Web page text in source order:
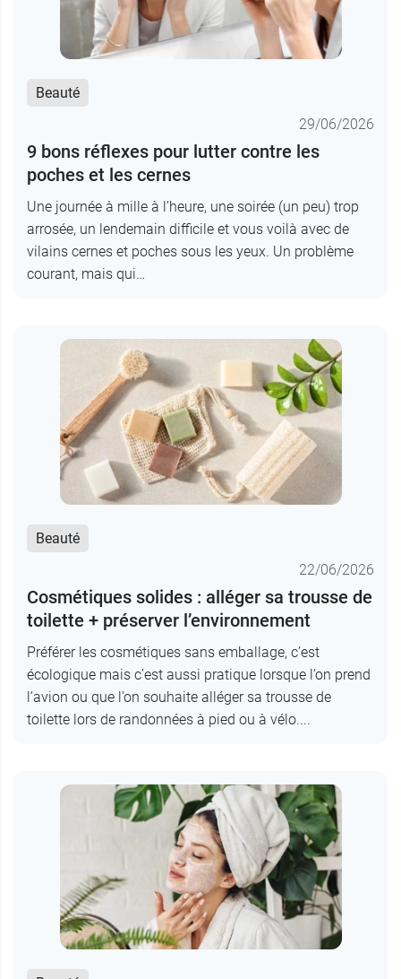
Beauté
29/06/2026
9 bons réflexes pour lutter contre les
poches et les cernes
Une journée à mille à l’heure, une soirée (un peu) trop
arrosée, un lendemain difficile et vous voilà avec de
vilains cernes et poches sous les yeux. Un problème
courant, mais qui…
Beauté
22/06/2026
Cosmétiques solides : alléger sa trousse de
toilette + préserver l’environnement
Préférer les cosmétiques sans emballage, c’est
écologique mais c’est aussi pratique lorsque l’on prend
l’avion ou que l’on souhaite alléger sa trousse de
toilette lors de randonnées à pied ou à vélo....